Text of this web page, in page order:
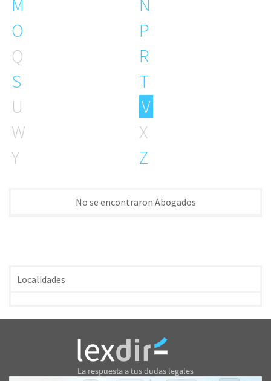
M
N
O
P
Q
R
S
T
U
V
W
X
Y
Z
No se encontraron Abogados
Localidades